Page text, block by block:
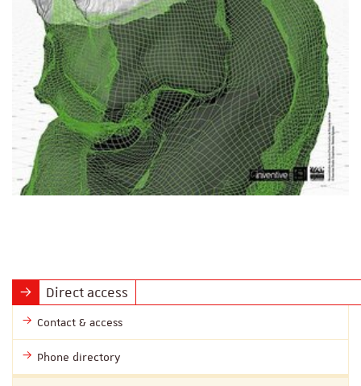
Direct access
Contact & access
Phone directory